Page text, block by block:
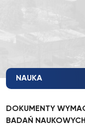
NAUKA
DOKUMENTY
BADAŃ NAUKOWYCH